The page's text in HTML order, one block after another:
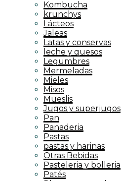
Kombucha
krunchys
Lácteos
Jaleas
Latas y conservas
leche y quesos
Legumbres
Mermeladas
Mieles
Misos
Mueslis
Jugos y superjugos
Pan
Panaderia
Pastas
pastas y harinas
Otras Bebidas
Pasteleria y bolleria
Patés